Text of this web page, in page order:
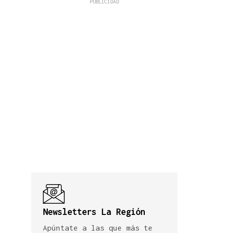
Newsletters La Región
Apúntate a las que más te